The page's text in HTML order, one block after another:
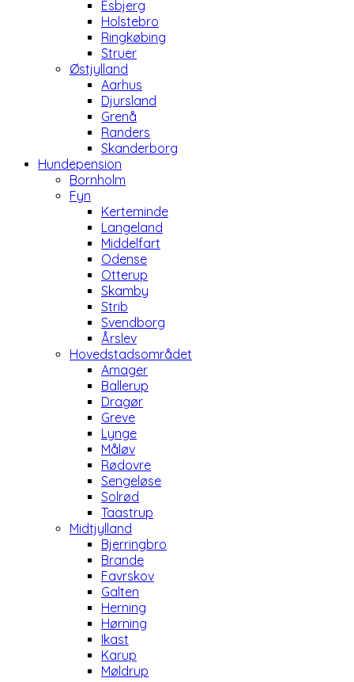
Esbjerg
Holstebro
Ringkøbing
Struer
Østjylland
Aarhus
Djursland
Grenå
Randers
Skanderborg
Hundepension
Bornholm
Fyn
Kerteminde
Langeland
Middelfart
Odense
Otterup
Skamby
Strib
Svendborg
Årslev
Hovedstadsområdet
Amager
Ballerup
Dragør
Greve
Lynge
Måløv
Rødovre
Sengeløse
Solrød
Taastrup
Midtjylland
Bjerringbro
Brande
Favrskov
Galten
Herning
Hørning
Ikast
Karup
Møldrup